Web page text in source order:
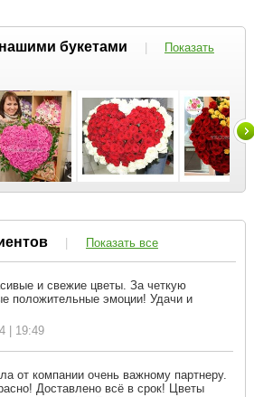
букетами |
Показать
| Показать все
и свежие цветы. За четкую
положительные эмоции! Удачи и
| 19:49
от компании очень важному партнеру.
Доставлено всё в срок! Цветы